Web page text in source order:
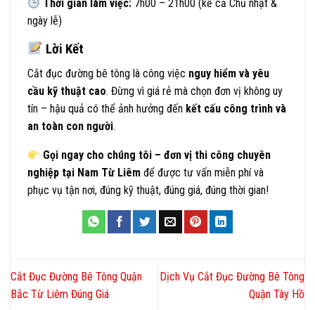
Thời gian làm việc: 7h00 – 21h00 (kể cả Chủ nhật &
ngày lễ)
Lời Kết
Cắt đục đường bê tông là công việc nguy hiểm và yêu
cầu kỹ thuật cao. Đừng vì giá rẻ mà chọn đơn vị không uy
tín – hậu quả có thể ảnh hưởng đến kết cấu công trình và
an toàn con người.
Gọi ngay cho chúng tôi – đơn vị thi công chuyên
nghiệp tại Nam Từ Liêm để được tư vấn miễn phí và
phục vụ tận nơi, đúng kỹ thuật, đúng giá, đúng thời gian!
Cắt Đục Đường Bê Tông Quận
Bắc Từ Liêm Đúng Giá
Dịch Vụ Cắt Đục Đường Bê Tông
Quận Tây Hồ